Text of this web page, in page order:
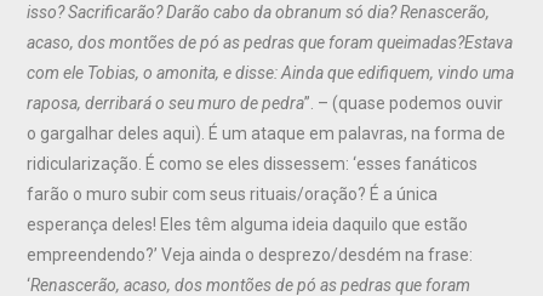
isso? Sacrificarão? Darãocabo da obranum só dia?Renascerão,
acaso, dos montões de pó as pedras que foram queimadas?Estava
com ele Tobias, o amonita, e disse: Ainda que edifiquem, vindouma
raposa,derribará o seu muro de pedra”. – (quase podemos ouvir
o gargalhar deles aqui). É um ataque em palavras, na forma de
ridicularização. É como se eles dissessem: ‘esses fanáticos
farão o muro subir com seus rituais/oração? É a única
esperança deles! Eles têm alguma ideia daquilo que estão
empreendendo?’ Veja ainda o desprezo/desdém na frase:
‘Renascerão, acaso, dos montões de pó as pedras que foram